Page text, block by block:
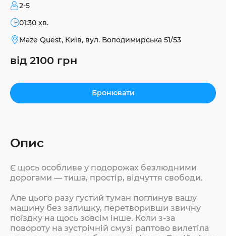
2-5
01:30 хв.
Maze Quest, Київ, вул. Володимирська 51/53
від 2100 грн
Бронювати
Опис
Є щось особливе у подорожах безлюдними
дорогами — тиша, простір, відчуття свободи.
Але цього разу густий туман поглинув вашу
машину без залишку, перетворивши звичну
поїздку на щось зовсім інше. Коли з-за
повороту на зустрічній смузі раптово вилетіла